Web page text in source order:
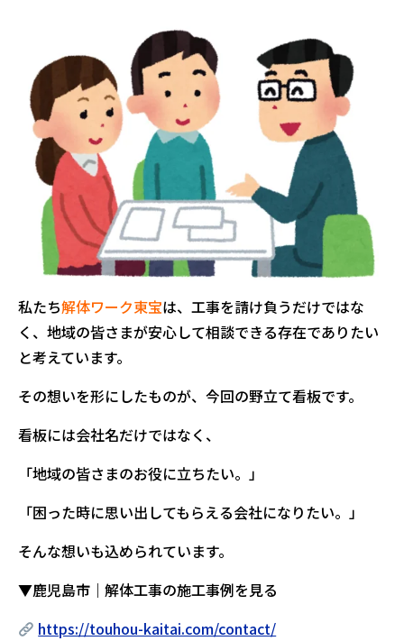
私たち解体ワーク東宝は、工事を請け負うだけではな
く、地域の皆さまが安心して相談できる存在でありたい
と考えています。
その想いを形にしたものが、今回の野立て看板です。
看板には会社名だけではなく、
「地域の皆さまのお役に立ちたい。」
「困った時に思い出してもらえる会社になりたい。」
そんな想いも込められています。
▼鹿児島市｜解体工事の施工事例を見る
https://touhou-kaitai.com/contact/